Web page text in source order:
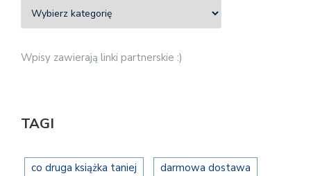
Wpisy zawierają linki partnerskie :)
TAGI
co druga książka taniej darmowa dostawa